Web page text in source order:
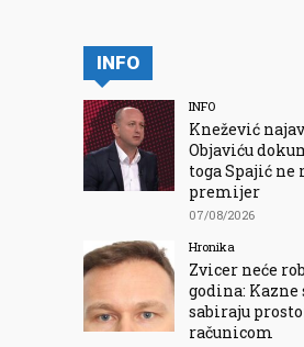
INFO
INFO
Knežević
Objaviću
toga Spajić ne
premijer
07/08/2026
Hronika
Zvicer neće
godina: Kazne
sabiraju
računicom